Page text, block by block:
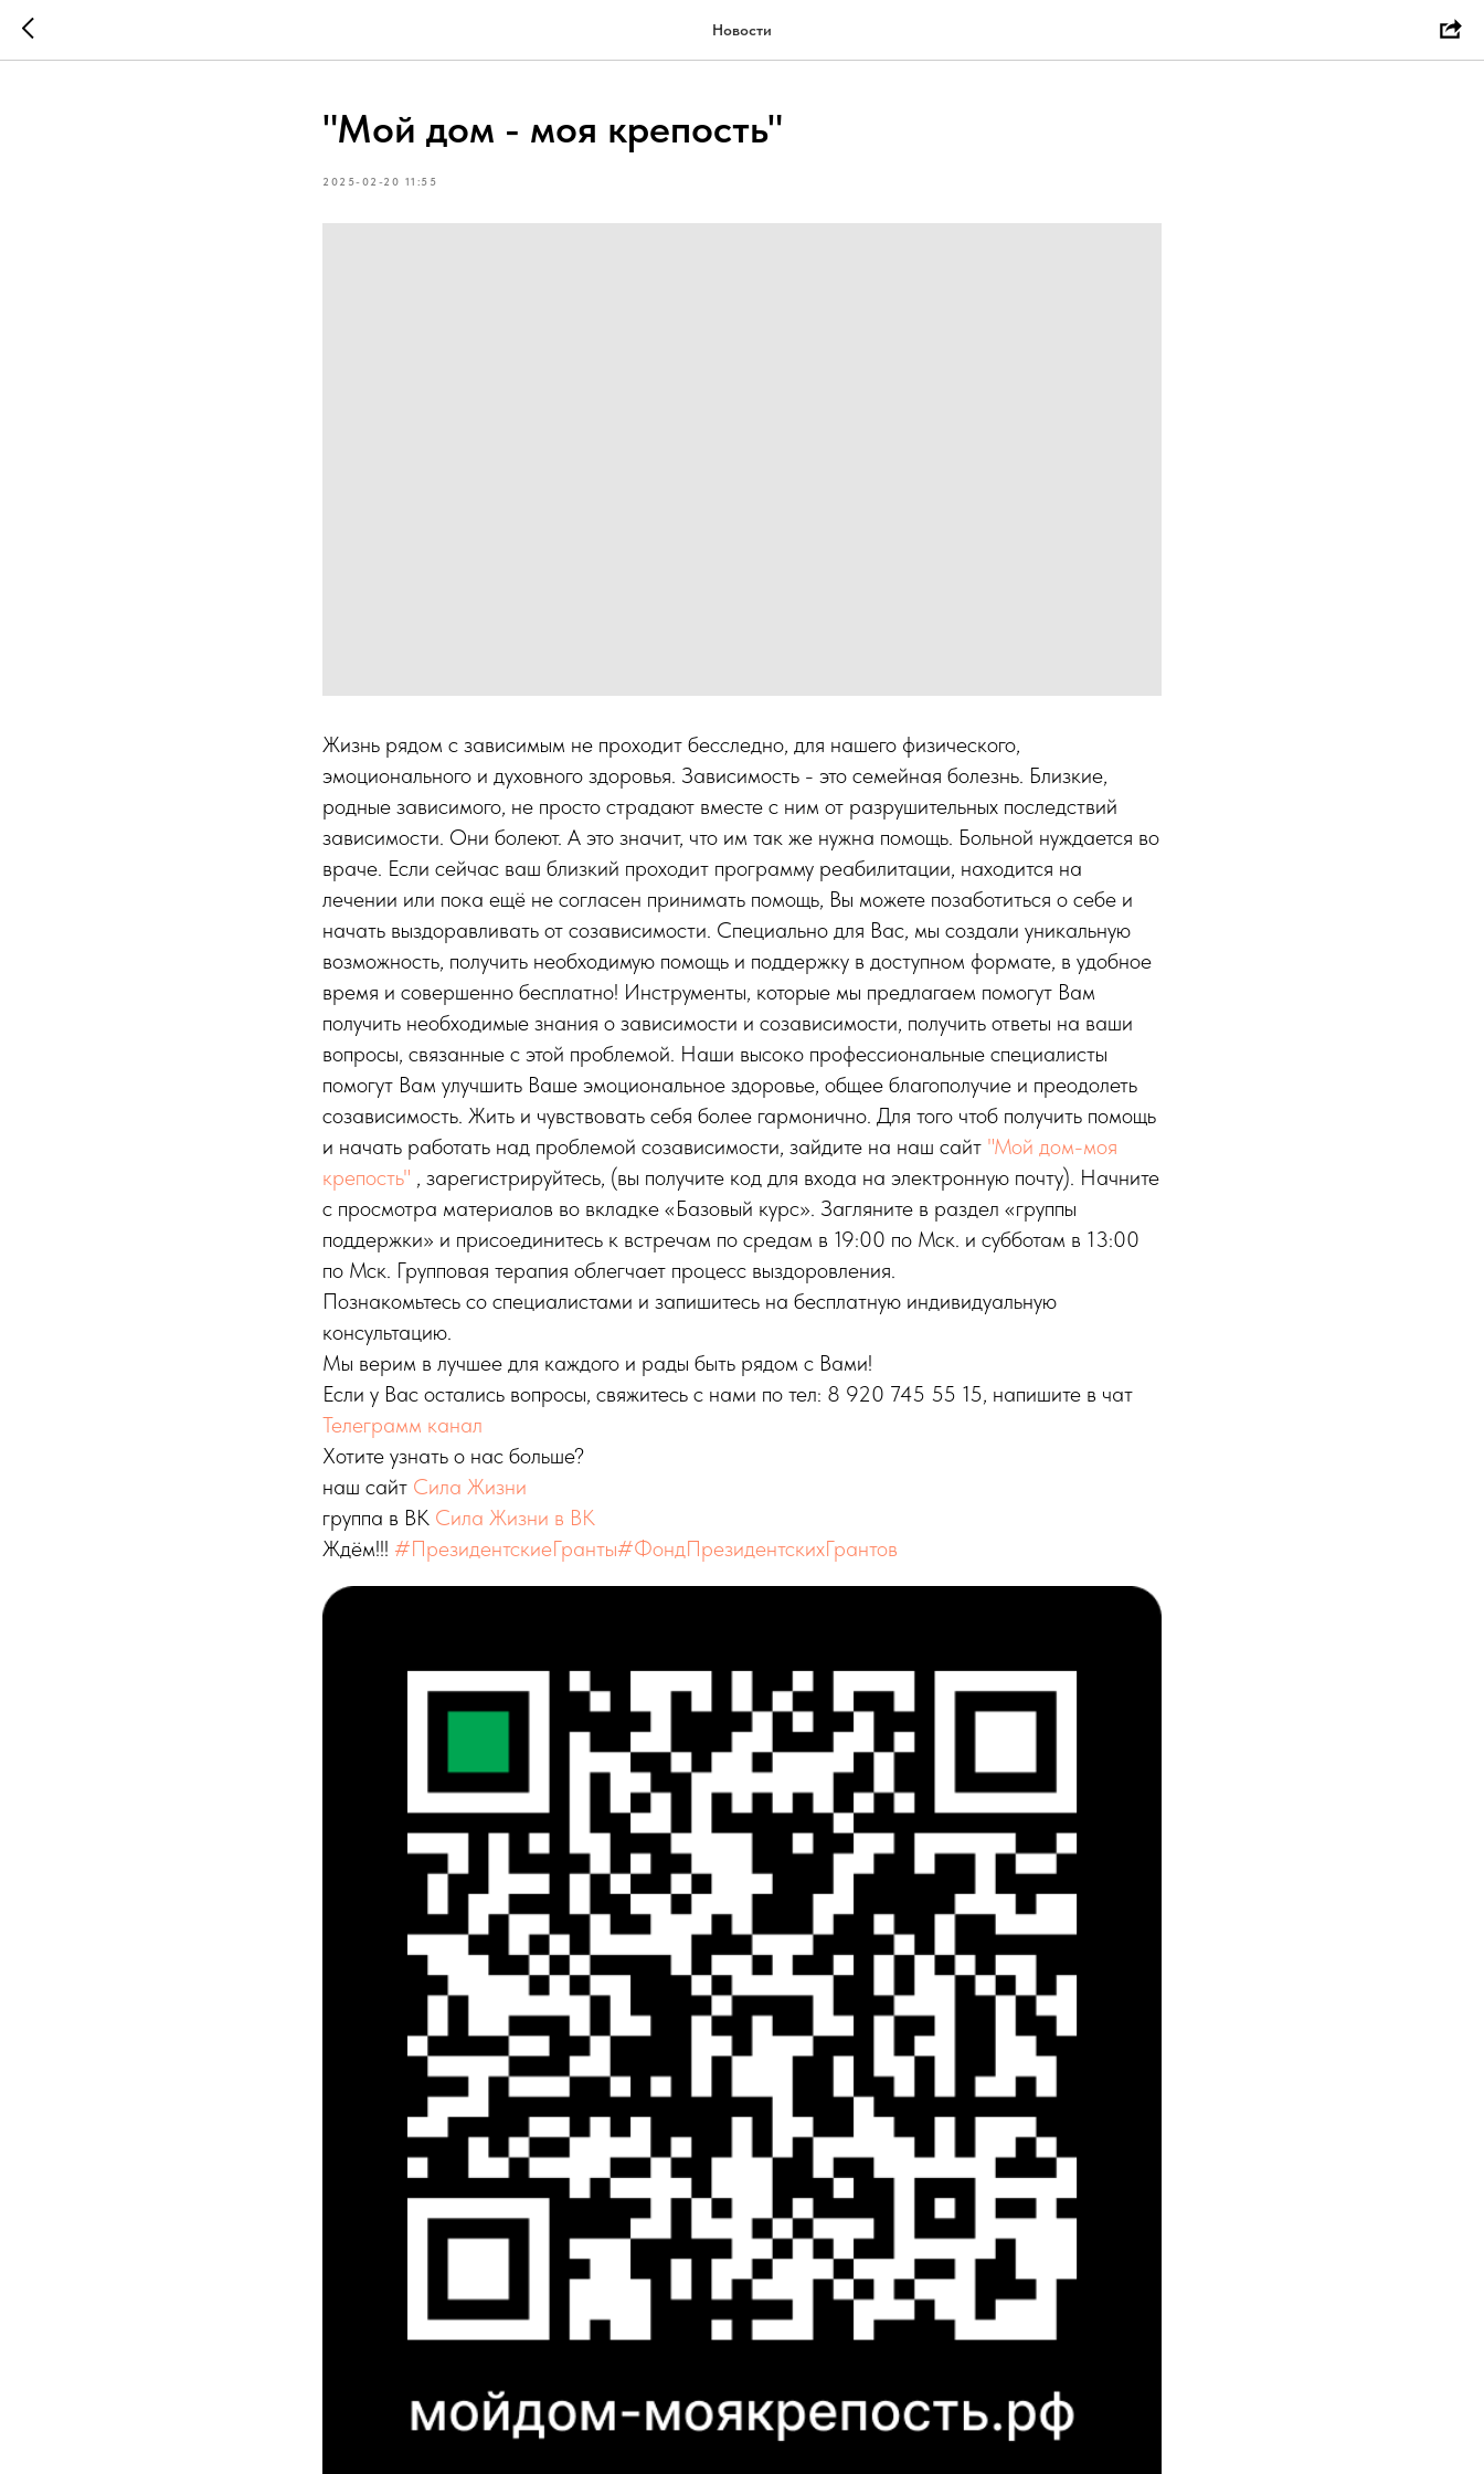
Новости
"Мой дом - моя крепость"
2025-02-20 11:55
Жизнь рядом с зависимым не проходит бесследно, для нашего физического,
эмоционального и духовного здоровья. Зависимость - это семейная болезнь. Близкие,
родные зависимого, не просто страдают вместе с ним от разрушительных последствий
зависимости. Они болеют. А это значит, что им так же нужна помощь. Больной нуждается во
враче. Если сейчас ваш близкий проходит программу реабилитации, находится на
лечении или пока ещё не согласен принимать помощь, Вы можете позаботиться о себе и
начать выздоравливать от созависимости. Специально для Вас, мы создали уникальную
возможность, получить необходимую помощь и поддержку в доступном формате, в удобное
время и совершенно бесплатно! Инструменты, которые мы предлагаем помогут Вам
получить необходимые знания о зависимости и созависимости, получить ответы на ваши
вопросы, связанные с этой проблемой. Наши высоко профессиональные специалисты
помогут Вам улучшить Ваше эмоциональное здоровье, общее благополучие и преодолеть
созависимость. Жить и чувствовать себя более гармонично. Для того чтоб получить помощь
и начать работать над проблемой созависимости, зайдите на наш сайт "Мой дом-моя
крепость" , зарегистрируйтесь, (вы получите код для входа на электронную почту). Начните
с просмотра материалов во вкладке «Базовый курс». Загляните в раздел «группы
поддержки» и присоединитесь к встречам по средам в 19:00 по Мск. и субботам в 13:00
по Мск. Групповая терапия облегчает процесс выздоровления.
Познакомьтесь со специалистами и запишитесь на бесплатную индивидуальную
консультацию.
Мы верим в лучшее для каждого и рады быть рядом с Вами!
Если у Вас остались вопросы, свяжитесь с нами по тел: 8 920 745 55 15, напишите в чат
Телеграмм канал
Хотите узнать о нас больше?
наш сайт Сила Жизни
группа в ВК Сила Жизни в ВК
Ждём!!! #ПрезидентскиеГранты#ФондПрезидентскихГрантов